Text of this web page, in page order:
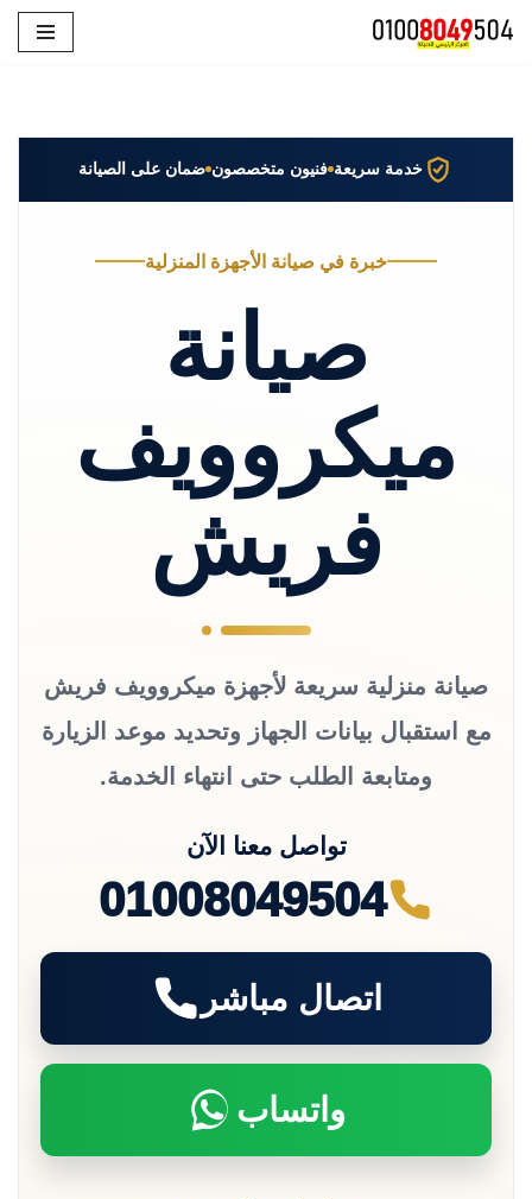
خدمة سريعة فنيون متخصصون ضمان على الصيانة
خبرة في صيانة الأجهزة المنزلية
صيانة
ميكروويف
فريش
صيانة منزلية سريعة لأجهزة ميكروويف فريش
مع استقبال بيانات الجهاز وتحديد موعد الزيارة
ومتابعة الطلب حتى انتهاء الخدمة.
تواصل معنا الآن
01008049504
اتصال مباشر
واتساب